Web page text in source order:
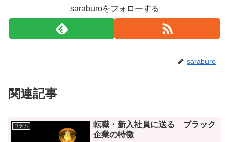
saraburoをフォローする
saraburo
関連記事
コラム
転職・新入社員に送る ブラック
企業の特徴